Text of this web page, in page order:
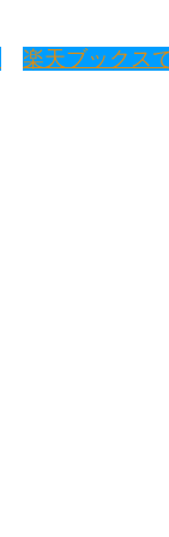
楽天ブックス